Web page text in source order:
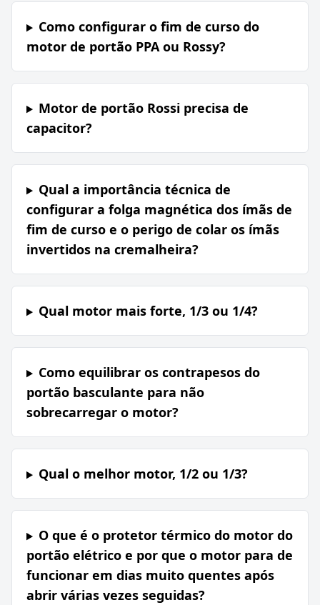
Como configurar o fim de curso do
motor de portão PPA ou Rossy?
Motor de portão Rossi precisa de
capacitor?
Qual a importância técnica de
configurar a folga magnética dos ímãs de
fim de curso e o perigo de colar os ímãs
invertidos na cremalheira?
Qual motor mais forte, 1/3 ou 1/4?
Como equilibrar os contrapesos do
portão basculante para não
sobrecarregar o motor?
Qual o melhor motor, 1/2 ou 1/3?
O que é o protetor térmico do motor do
portão elétrico e por que o motor para de
funcionar em dias muito quentes após
abrir várias vezes seguidas?